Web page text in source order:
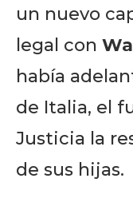
un nuevo
legal con
había
de Italia, el
Justicia la
de sus hijas.